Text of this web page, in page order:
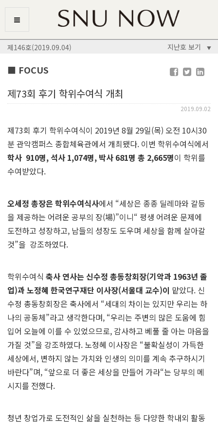
제146호(2019.09.04) 지난호 보기 ▼
■ FOCUS
제73회 후기 학위수여식 개최
2019.09.02
제73회 후기 학위수여식이 2019년 8월 29일(목) 오전 10시30
분 관악캠퍼스 종합체육관에서 개최됐다. 이번 학위수여식에서
학사 910명, 석사 1,074명, 박사 681명 총 2,665명이 학위를
수여받았다.
오세정 총장은 학위수여식사에서 “세상은 종종 딜레마와 갈등
을 제공하는 어려운 공부의 장(場)”이니“ 평생 어려운 문제에
도전하고 성장하고, 남들의 성장도 도우며 세상을 함께 살아갈
것”을 강조하였다.
학위수여식 축사 연사는 신수정 총동창회장(기악과 1963년 졸
업)과 노정혜 한국연구재단 이사장(서울대 교수)이 맡았다. 신
수정 총동창회장은 축사에서 “세대의 차이는 있지만 우리는 하
나의 공동체”라고 생각한다며, “우리는 주변의 많은 도움에 힘
입어 오늘에 이를 수 있었으므로, 감사하고 베풀 줄 아는 마음을
가질 것”을 강조하였다. 노정혜 이사장은 “불확실성이 가득한
세상에서, 변하지 않는 가치와 인생의 의미를 계속 추구하시기
바란다”며, “앞으로 더 좋은 세상을 만들어 가라“는 당부의 메
시지를 전했다.
청년 창업가로 도전적인 삶을 실천하는 등 다양한 학내외 활동